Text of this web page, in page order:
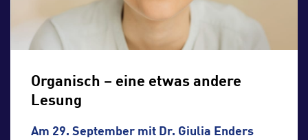
Apollo-Mission zum Mond im
Juli 1969. Mittels neuester 3D-
Technik bist du mittendrin im
Der „CapCom“, die
seinem „go“ die Erlaubnis zum
Organisch – eine etwas andere
Lesung
Am 29. September mit Dr. Giulia Enders